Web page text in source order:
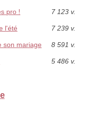
pro ! 7 123 v.
l'été 7 239 v.
son mariage 8 591 v.
5 486 v.